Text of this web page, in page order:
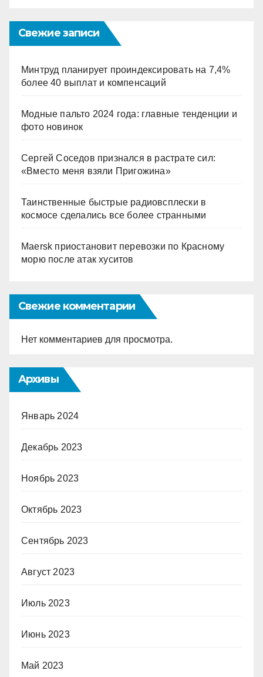
Свежие записи
Минтруд планирует проиндексировать на 7,4%
более 40 выплат и компенсаций
Модные пальто 2024 года: главные тенденции и
фото новинок
Сергей Соседов признался в растрате сил:
«Вместо меня взяли Пригожина»
Таинственные быстрые радиовсплески в
космосе сделались все более странными
Maersk приостановит перевозки по Красному
морю после атак хуситов
Свежие комментарии
Нет комментариев для просмотра.
Архивы
Январь 2024
Декабрь 2023
Ноябрь 2023
Октябрь 2023
Сентябрь 2023
Август 2023
Июль 2023
Июнь 2023
Май 2023